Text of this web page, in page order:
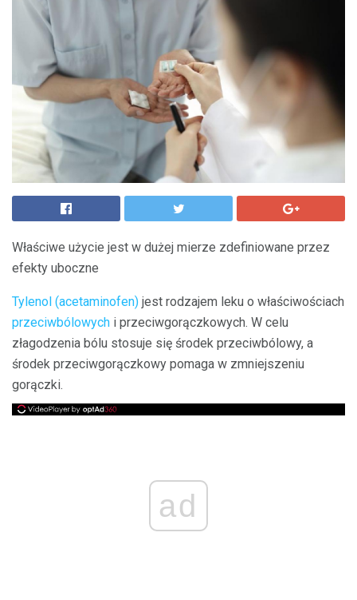
Właściwe użycie jest w dużej mierze zdefiniowane przez
efekty uboczne
Tylenol (acetaminofen) jest rodzajem leku o właściwościach
przeciwbólowych i przeciwgorączkowych. W celu
złagodzenia bólu stosuje się środek przeciwbólowy, a
środek przeciwgorączkowy pomaga w zmniejszeniu
gorączki.
ad